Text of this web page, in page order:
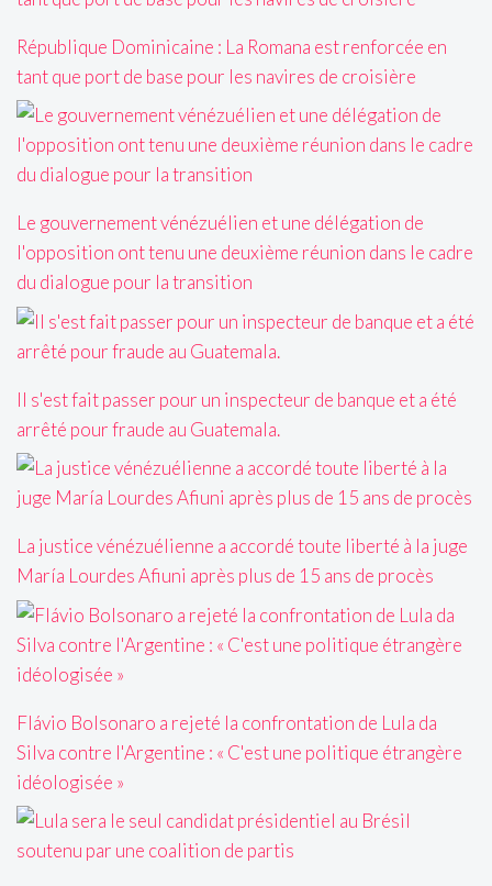
République Dominicaine : La Romana est renforcée en
tant que port de base pour les navires de croisière
Le gouvernement vénézuélien et une délégation de
l'opposition ont tenu une deuxième réunion dans le cadre
du dialogue pour la transition
Il s'est fait passer pour un inspecteur de banque et a été
arrêté pour fraude au Guatemala.
La justice vénézuélienne a accordé toute liberté à la juge
María Lourdes Afiuni après plus de 15 ans de procès
Flávio Bolsonaro a rejeté la confrontation de Lula da
Silva contre l'Argentine : « C'est une politique étrangère
idéologisée »